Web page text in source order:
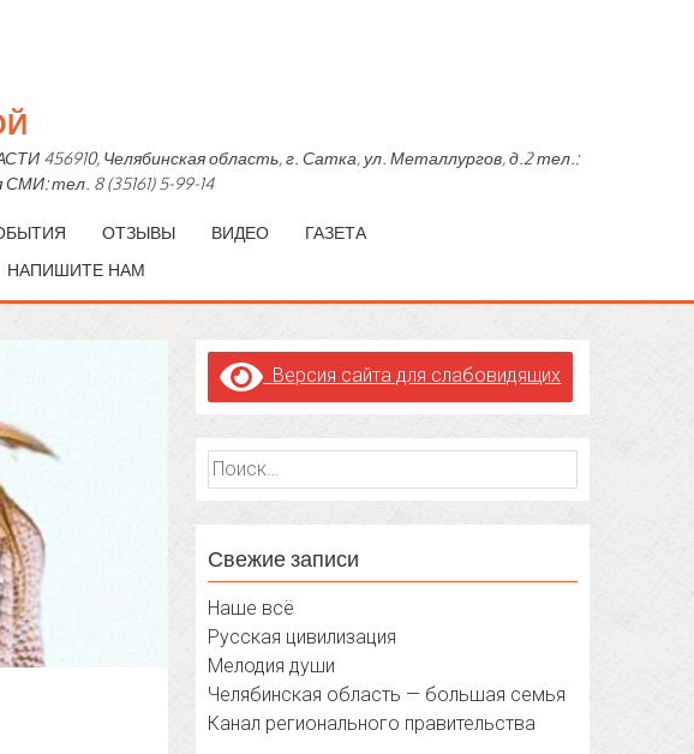
Челябинская область, г. Сатка, ул. Металлургов, д.2 тел.:
тел. 8 (35161) 5-99-14
ОТЗЫВЫ ВИДЕО
ГАЗЕТА
НАПИШИТЕ НАМ
Версия сайта для слабовидящих
Найти:
Свежие записи
Наше всё
Русская цивилизация
Мелодия души
Челябинская область — большая семья
Канал регионального правительства